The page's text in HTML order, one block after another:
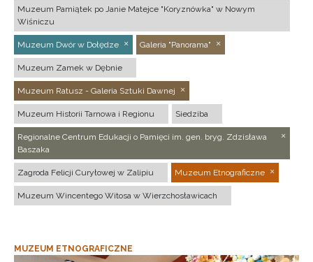
Muzeum Pamiątek po Janie Matejce "Koryznówka" w Nowym
Wiśniczu
Muzeum Dwór w Dołędze Galeria "Panorama"
Muzeum Zamek w Dębnie
Muzeum Ratusz - Galeria Sztuki Dawnej
Muzeum Historii Tarnowa i Regionu Siedziba
Regionalne Centrum Edukacji o Pamięci im. gen. bryg. Zdzisława
Baszaka
Zagroda Felicji Curyłowej w Zalipiu Muzeum Etnograficzne
Muzeum Wincentego Witosa w Wierzchosławicach
MUZEUM ETNOGRAFICZNE